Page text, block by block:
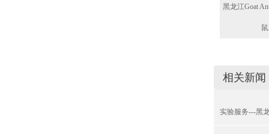
黑龙江Goat
相关新闻
实验服务---黑